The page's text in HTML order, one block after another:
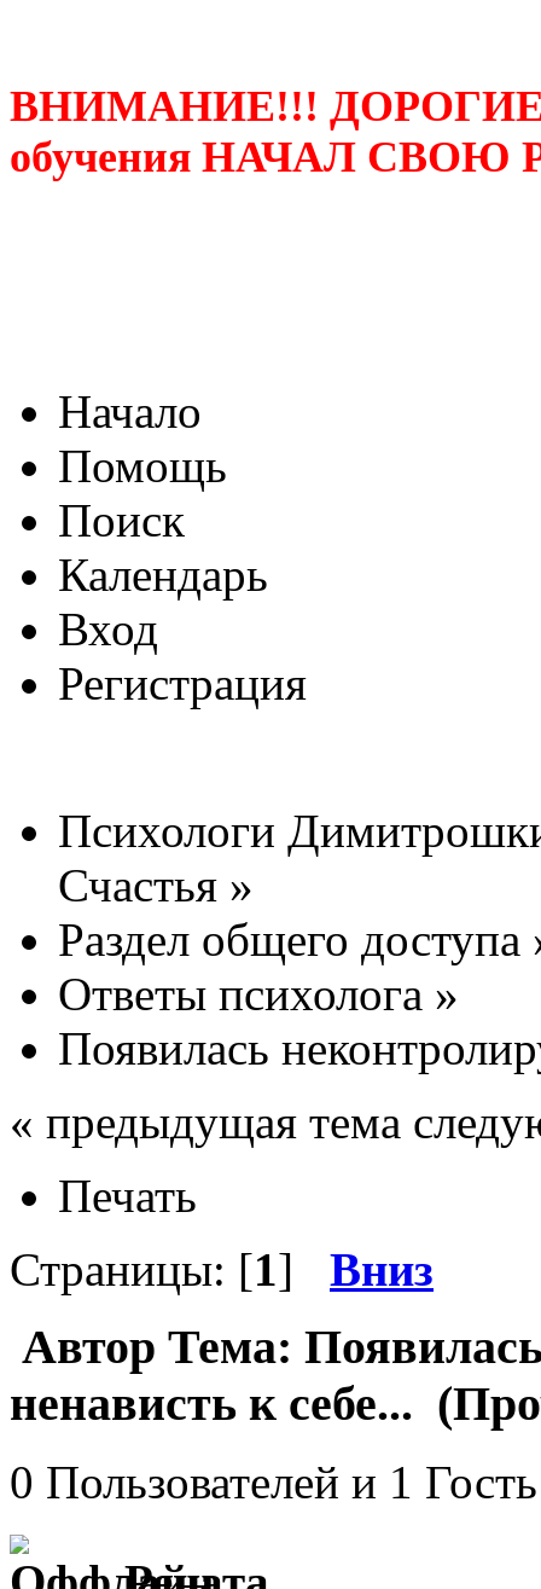
ВНИМАНИЕ!!!
обучения НАЧАЛ СВОЮ
Начало
Помощь
Поиск
Календарь
Вход
Регистрация
Психологи
Счастья »
Раздел общего доступа
Ответы психолога »
Появилась
« предыдущая тема
Печать
Страницы: [1] Вниз
Автор Тема:
ненависть к себе...
0 Пользователей и 1